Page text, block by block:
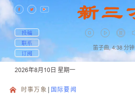
投稿
联系
订阅
笛子曲, 4:38 分钟
2026年8月10日 星期一
时事万象 国际要闻